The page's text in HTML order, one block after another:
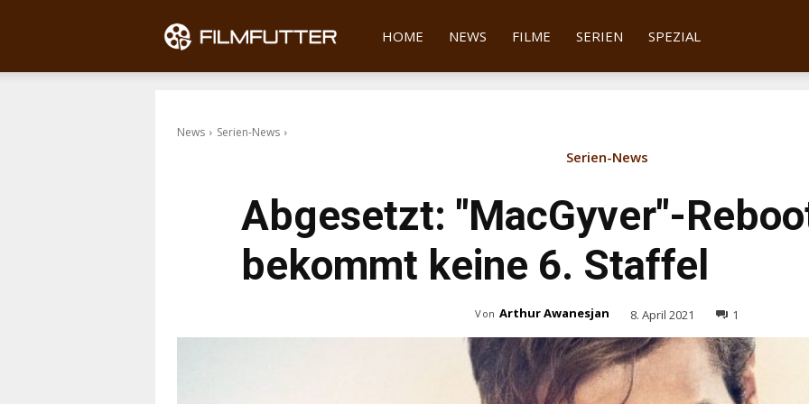
Filmfutter
HOME NEWS FILME SERIEN SPEZIAL
News Serien-News
Serien-News
Abgesetzt: "MacGyver"-
bekommt keine 6. Staffel
Von Arthur Awanesjan 8. April 2021 1